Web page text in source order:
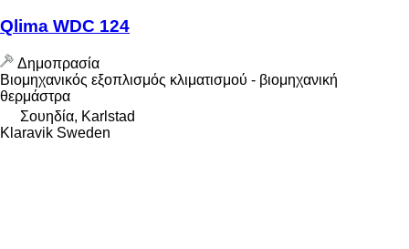
Qlima WDC 124
Δημοπρασία
Βιομηχανικός εξοπλισμός κλιματισμού - βιομηχανική
θερμάστρα
Σουηδία, Karlstad
Klaravik Sweden